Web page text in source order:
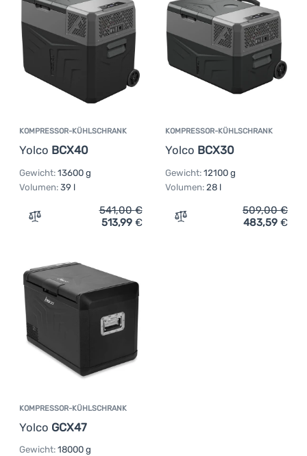
KOMPRESSOR-KÜHLSCHRANK
Yolco BCX40
Gewicht: 13600 g
Volumen: 39 l
Zum Vergleich 'Kompressor-Kühlschrank Yolco BCX40'
541,00€
513,99 €
KOMPRESSOR-KÜHLSCHRANK
Yolco BCX30
Gewicht: 12100 g
Volumen: 28 l
Zum Vergleich
509,00€
483,59 €
KOMPRESSOR-KÜHLSCHRANK
Yolco GCX47
Gewicht: 18000 g